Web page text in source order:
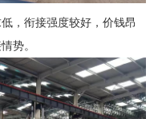
，衔接强度较好，价钱昂
势。